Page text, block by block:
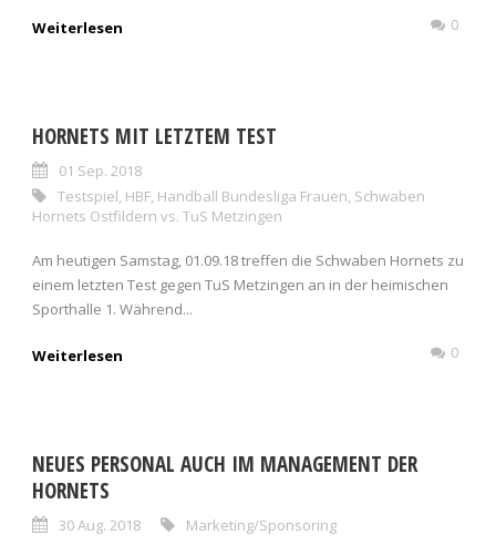
Weiterlesen 0
HORNETS MIT LETZTEM TEST
01 Sep. 2018
Testspiel HBF Handball Bundesliga Frauen Schwaben
Hornets Ostfildern vs. TuS Metzingen
Am heutigen Samstag, 01.09.18 treffen die Schwaben Hornets zu
einem letzten Test gegen TuS Metzingen an in der heimischen
Sporthalle 1. Während...
Weiterlesen 0
NEUES PERSONAL AUCH IM MANAGEMENT DER
HORNETS
30 Aug. 2018 Marketing/Sponsoring